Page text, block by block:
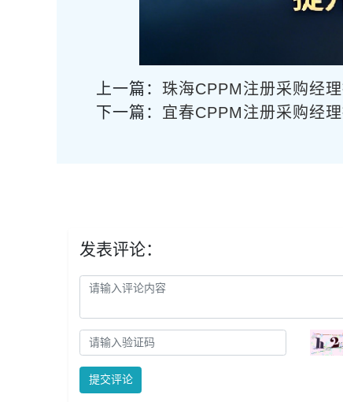
上一篇： 珠海CPPM注册采购经
下一篇： 宜春CPPM注册采购经
发表评论：
提交评论